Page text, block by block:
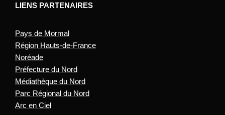
LIENS PARTENAIRES
Pays de Mormal
Région Hauts-de-France
Noréade
Préfecture du Nord
Médiathèque du Nord
Parc Régional du Nord
Arc en Ciel